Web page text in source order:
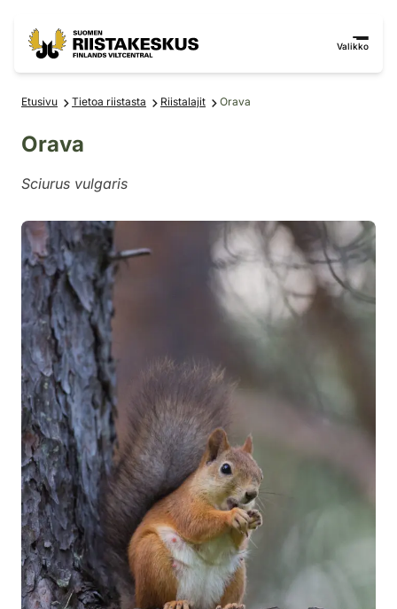
Valikko
Etusivu Tietoa riistasta Riistalajit Orava
Orava
Sciurus vulgaris